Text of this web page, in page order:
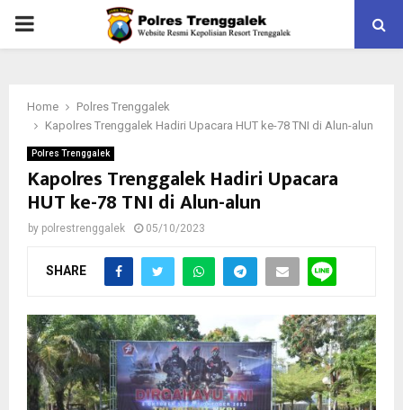
PRIMARY
Home
Polres Trenggalek
Kapolres Trenggalek Hadiri Upacara HUT ke-78 TNI di Alun-alun
Polres Trenggalek
Kapolres Trenggalek Hadiri Upacara
HUT ke-78 TNI di Alun-alun
by polrestrenggalek 05/10/2023
SHARE